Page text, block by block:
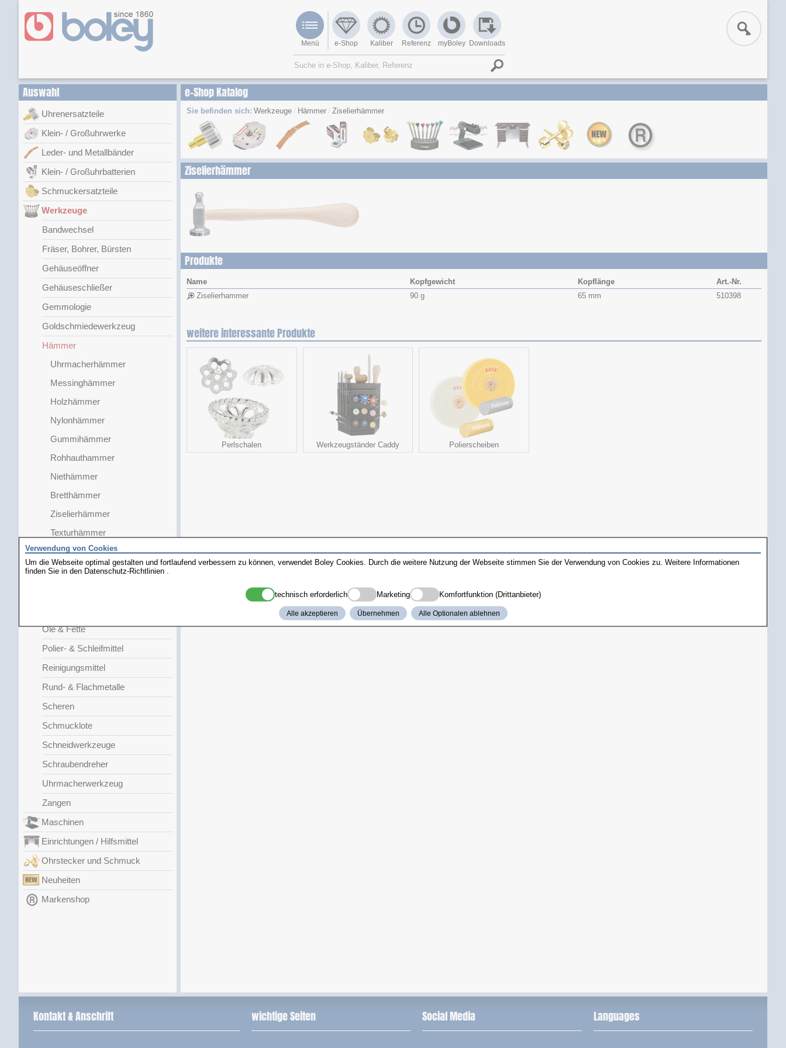
Menü e-Shop Kaliber Referenz myBoley Downloads
Auswahl
Uhrenersatzteile
Klein- / Großuhrwerke
Leder- und Metallbänder
Klein- / Großuhrbatterien
Schmuckersatzteile
Werkzeuge
Bandwechsel
Fräser, Bohrer, Bürsten
Gehäuseöffner
Gehäuseschließer
Gemmologie
Goldschmiedewerkzeug
Hämmer
Uhrmacherhämmer
Messinghämmer
Holzhämmer
Nylonhämmer
Gummihämmer
Rohhauthammer
Niethämmer
Bretthämmer
Ziselierhämmer
Texturhämmer
Kornzangen
Lupen
Öle & Fette
Polier- & Schleifmittel
Reinigungsmittel
Rund- & Flachmetalle
Scheren
Schmucklote
Schneidwerkzeuge
Schraubendreher
Uhrmacherwerkzeug
Zangen
Maschinen
Einrichtungen / Hilfsmittel
Ohrstecker und Schmuck
Neuheiten
Markenshop
e-Shop Katalog
Sie befinden sich: Werkzeuge Hämmer Ziselierhämmer
Ziselierhämmer
Produkte
Name Kopfgewicht Kopflänge
Art.-Nr.
Ziselierhammer
90 g 65 mm 510398
weitere interessante Produkte
Perlschalen Werkzeugständer Caddy Polierscheiben
Verwendung von Cookies
Um die Webseite optimal gestalten und fortlaufend verbessern zu können, verwendet Boley Cookies. Durch die weitere Nutzung der Webseite stimmen Sie der Verwendung von Cookies zu. Weitere Informationen
finden Sie in den Datenschutz-Richtlinien
technisch erforderlich Marketing Komfortfunktion (Drittanbieter)
Alle akzeptieren Übernehmen Alle Optionalen ablehnen
Kontakt & Anschrift wichtige Seiten Social Media Languages